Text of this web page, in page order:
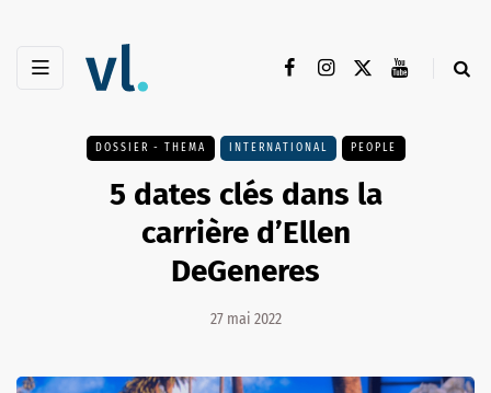
DOSSIER - THEMA INTERNATIONAL PEOPLE
5 dates clés dans la
carrière d’Ellen
DeGeneres
27 mai 2022